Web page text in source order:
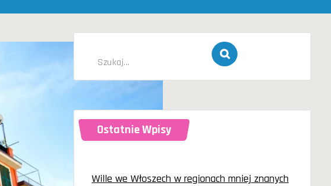
Szukaj
Ostatnie Wpisy
Wille we Włoszech w regionach mniej znanych